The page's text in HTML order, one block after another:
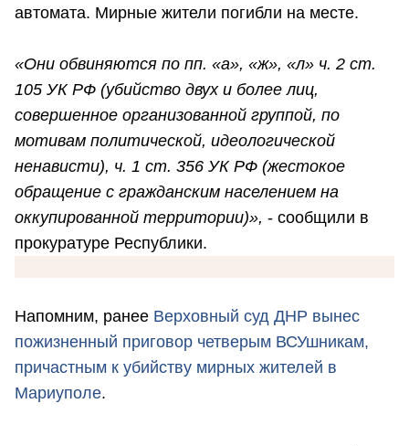
автомата. Мирные жители погибли на месте.
«Они обвиняются по пп. «а», «ж», «л» ч. 2 ст.
105 УК РФ (убийство двух и более лиц,
совершенное организованной группой, по
мотивам политической, идеологической
ненависти), ч. 1 ст. 356 УК РФ (жестокое
обращение с гражданским населением на
оккупированной территории)», - сообщили в
прокуратуре Республики.
Напомним, ранее Верховный суд ДНР вынес
пожизненный приговор четверым ВСУшникам,
причастным к убийству мирных жителей в
Мариуполе.